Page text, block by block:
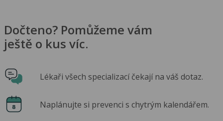
Dočteno? Pomůžeme vám
ještě o kus víc.
Lékaři všech specializací čekají na váš dotaz.
Naplánujte si prevenci s chytrým kalendářem.